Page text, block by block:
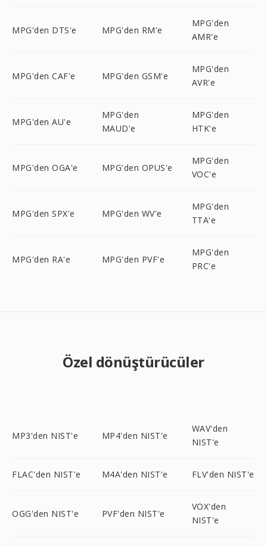
MPG'den DTS'e MPG'den RM'e
MPG'den
AMR'e
MPG'den CAF'e MPG'den GSM'e
MPG'den
AVR'e
MPG'den AU'e
MPG'den
MAUD'e
MPG'den
HTK'e
MPG'den OGA'e MPG'den OPUS'e
MPG'den
VOC'e
MPG'den SPX'e MPG'den WV'e
MPG'den
TTA'e
MPG'den RA'e MPG'den PVF'e
MPG'den
PRC'e
Özel dönüştürücüler
MP3'den NIST'e MP4'den NIST'e
WAV'den
NIST'e
FLAC'den NIST'e M4A'den NIST'e FLV'den NIST'e
OGG'den NIST'e PVF'den NIST'e
VOX'den
NIST'e